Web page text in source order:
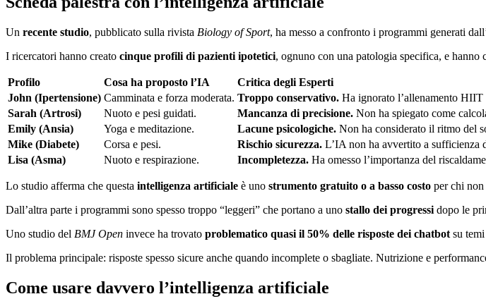
Un recente studio, pubblicato sulla rivista Biology of Sport, ha messo a confronto i programmi generati
I ricercatori hanno creato cinque profili di pazienti ipotetici, ognuno con una patologia specifica, e
Profilo Cosa ha proposto l’IA
Critica degli Esperti
John (Ipertensione) Camminata e forza moderata. Troppo conservativo. Ha ignorato l’allenamento HIIT
Sarah (Artrosi)
Nuoto e pesi guidati. Mancanza di precisione. Non ha spiegato come
Emily (Ansia)
Yoga e meditazione. Lacune psicologiche. Non ha considerato il ritmo del
Mike (Diabete)
Corsa e pesi. Rischio sicurezza. L’IA non ha avvertito a sufficienza
Lisa (Asma)
Nuoto e respirazione. Incompletezza. Ha omesso l’importanza del
Lo studio afferma che questa intelligenza artificiale è uno strumento gratuito o a basso costo per chi non
Dall’altra parte i programmi sono spesso troppo “leggeri” che portano a uno stallo dei progressi dopo le
Uno studio del BMJ Open invece ha trovato problematico quasi il 50% delle risposte dei chatbot su
Il problema principale: risposte spesso sicure anche quando incomplete o sbagliate. Nutrizione e
Come usare davvero l’intelligenza artificiale